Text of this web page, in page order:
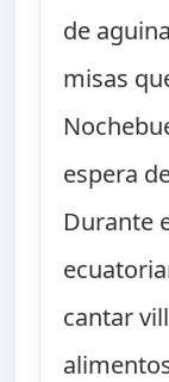
de
misas
espera
Durante
cantar